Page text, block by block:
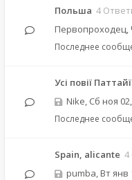
Польша 4
Первопроходец,
Последнее
Усі повії Паттайї
Nike, Сб ноя
Последнее
Spain, alicante 4
pumba, Вт янв